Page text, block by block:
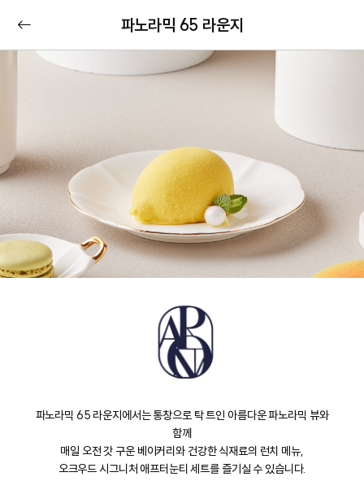
파노라믹 65 라운지
파노라믹 65 라운지에서는 통창으로 탁 트인 아름다운 파노라믹 뷰와
함께
매일 오전 갓 구운 베이커리와 건강한 식재료의 런치 메뉴,
오크우드 시그니처 애프터눈티 세트를 즐기실 수 있습니다.